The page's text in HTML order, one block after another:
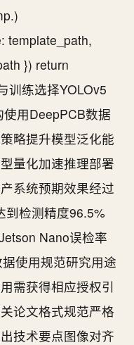
template_path,
}) return
训练选择YOLOv5
用DeepPCB数据
略提升模型泛化能
量化加速推理部署
系统预期效果经过
到检测精度96.5%
Nano误检率
使用规范研究用途
需获得相应授权引
论文格式规范严格
技术要点图像对齐